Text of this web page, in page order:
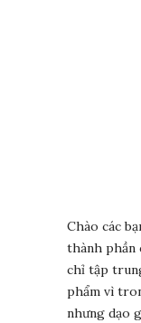
Chào các
thành phần
chỉ tập
phẩm vì
nhưng dạo